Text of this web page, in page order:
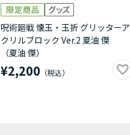
呪術廻戦 懐玉・玉折 グリッターア
クリルブロック Ver.2 夏油 傑
（夏油 傑）
¥2,200